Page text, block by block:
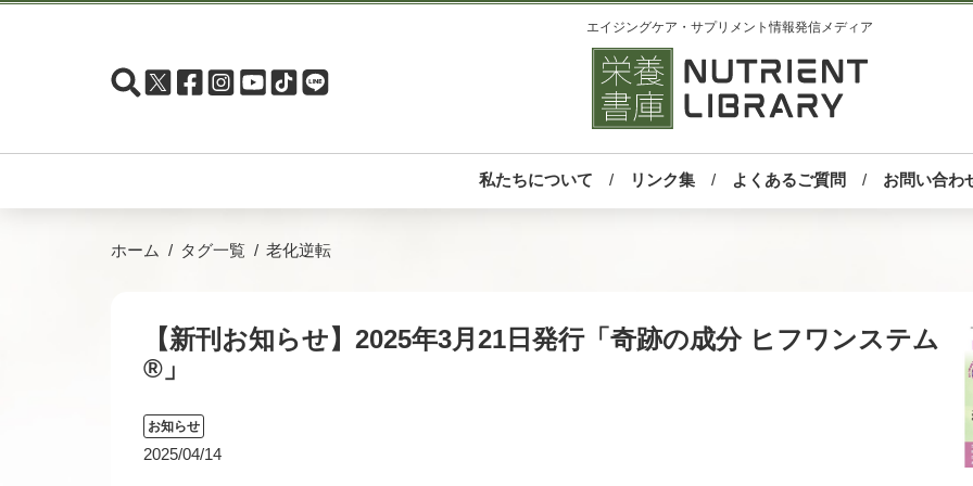
エイジングケア・サプリメント情報発信メディア
私たちについて リンク集 よくあるご質問 お問い合わ
ホーム タグ一覧 老化逆転
【新刊お知らせ】2025年3月21日発行「奇跡の成分 ヒフワンステム
®」
お知らせ
2025/04/14